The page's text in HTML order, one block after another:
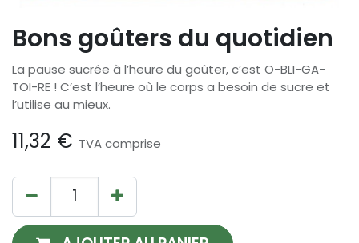
Bons goûters du quotidien
La pause sucrée à l’heure du goûter, c’est O-BLI-GA-
TOI-RE ! C’est l’heure où le corps a besoin de sucre et
l’utilise au mieux.
11,32 € TVA comprise